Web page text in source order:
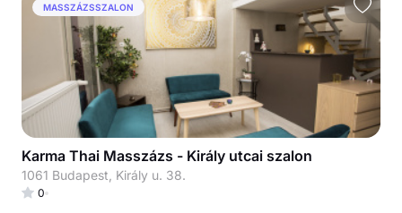
MASSZÁZSSZALON
Karma Thai Masszázs - Király utcai szalon
1061 Budapest, Király u. 38.
0